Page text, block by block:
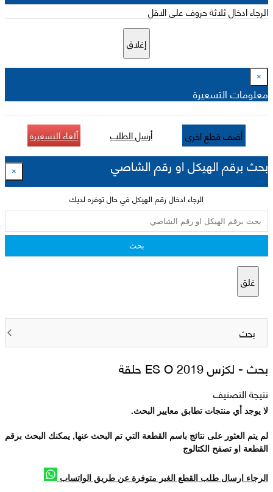
الرجاء ادخال ثلاثة حروف على الاقل
إغلاق
×
معلومات التسعيرة
أضف قطع اخرى أرسل الطلب ألغاء التسعيرة
بحث برقم الهيكل او رقم الشاصي ×
الرجاء ادخال رقم الهيكل في حال توفره لديك
بحث
غلق
بحث
بحث - لكزس 2019 ES O حلقة
نتيجة التصنيف
لا يوجد أي منتجات تطابق معايير البحث.
لم يتم العثور على نتائج باسم القطعة التي تم البحث عنها, يمكنك البحث برقم
القطعة او تصفح الكتالوج
الرجاء ارسال طلب القطع الغير متوفرة عن طريق الواتساب